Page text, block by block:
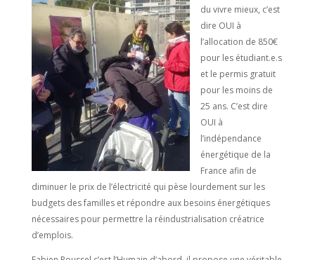
du vivre mieux, c’est
dire OUI à
l’allocation de 850€
pour les étudiant.e.s
et le permis gratuit
pour les moins de
25 ans. C’est dire
OUI à
l’indépendance
énergétique de la
France afin de
diminuer le prix de l’électricité qui pèse lourdement sur les
budgets des familles et répondre aux besoins énergétiques
nécessaires pour permettre la réindustrialisation créatrice
d’emplois.